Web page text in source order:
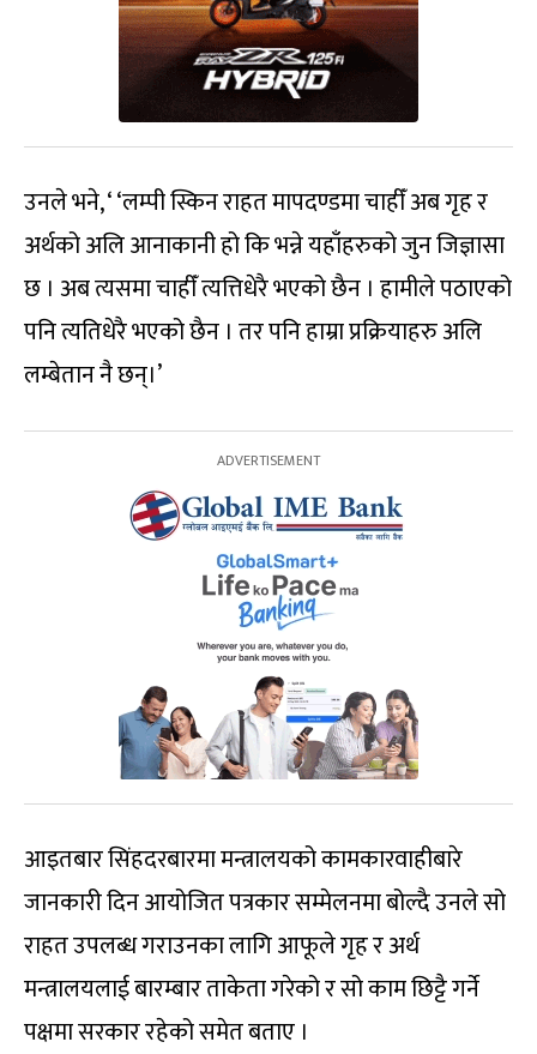
उनले भने, ‘ ‘लम्पी स्किन राहत मापदण्डमा चाहीँ अब गृह र
अर्थको अलि आनाकानी हो कि भन्ने यहाँहरुको जुन जिज्ञासा
छ । अब त्यसमा चाहीँ त्यत्तिधेरै भएको छैन । हामीले पठाएको
पनि त्यतिधेरै भएको छैन । तर पनि हाम्रा प्रक्रियाहरु अलि
लम्बेतान नै छन्।’
आइतबार सिंहदरबारमा मन्त्रालयको कामकारवाहीबारे
जानकारी दिन आयोजित पत्रकार सम्मेलनमा बोल्दै उनले सो
राहत उपलब्ध गराउनका लागि आफूले गृह र अर्थ
मन्त्रालयलाई बारम्बार ताकेता गरेको र सो काम छिट्टै गर्ने
पक्षमा सरकार रहेको समेत बताए ।